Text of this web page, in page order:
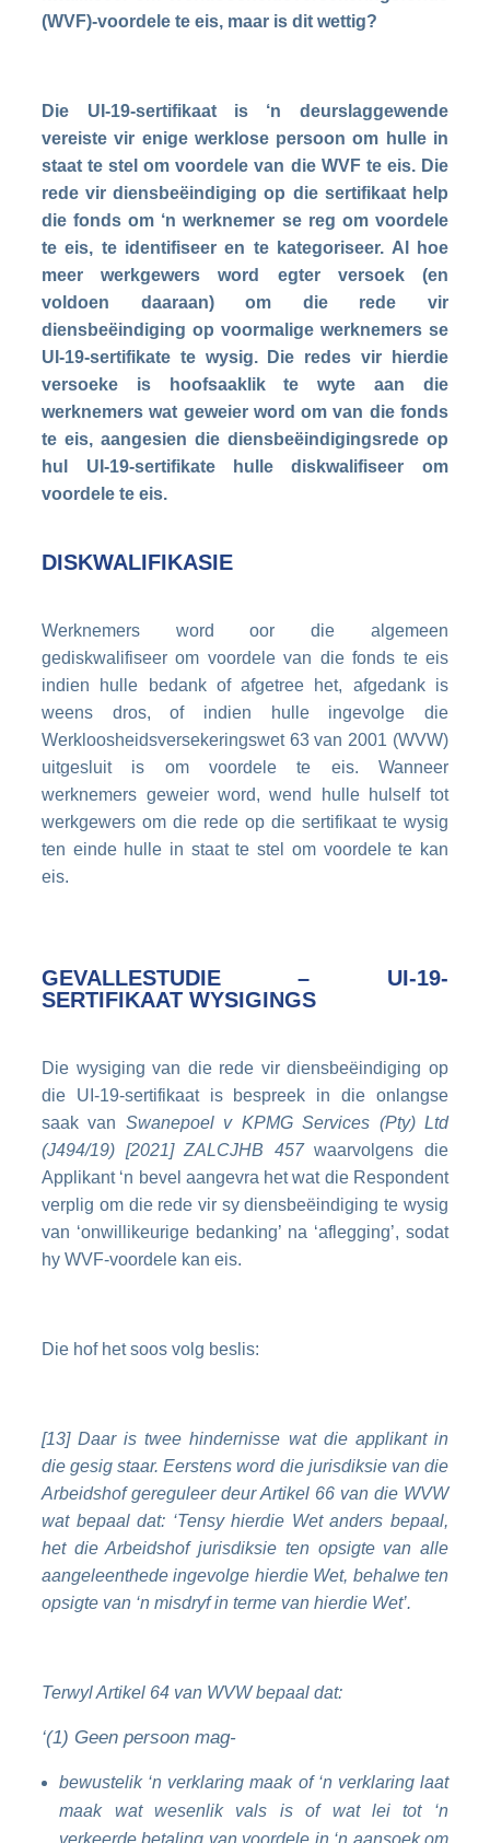
(WVF)-voordele te eis, maar is dit wettig?
Die UI-19-sertifikaat is ‘n deurslaggewende
vereiste vir enige werklose persoon om hulle in
staat te stel om voordele van die WVF te eis. Die
rede vir diensbeëindiging op die sertifikaat help
die fonds om ‘n werknemer se reg om voordele
te eis, te identifiseer en te kategoriseer. Al hoe
meer werkgewers word egter versoek (en
voldoen daaraan) om die rede vir
diensbeëindiging op voormalige werknemers se
UI-19-sertifikate te wysig. Die redes vir hierdie
versoeke is hoofsaaklik te wyte aan die
werknemers wat geweier word om van die fonds
te eis, aangesien die diensbeëindigingsrede op
hul UI-19-sertifikate hulle diskwalifiseer om
voordele te eis.
DISKWALIFIKASIE
Werknemers word oor die algemeen
gediskwalifiseer om voordele van die fonds te eis
indien hulle bedank of afgetree het, afgedank is
weens dros, of indien hulle ingevolge die
Werkloosheidsversekeringswet 63 van 2001 (WVW)
uitgesluit is om voordele te eis. Wanneer
werknemers geweier word, wend hulle hulself tot
werkgewers om die rede op die sertifikaat te wysig
ten einde hulle in staat te stel om voordele te kan
eis.
GEVALLESTUDIE – UI-19-
SERTIFIKAAT WYSIGINGS
Die wysiging van die rede vir diensbeëindiging op
die UI-19-sertifikaat is bespreek in die onlangse
saak van Swanepoel v KPMG Services (Pty) Ltd
(J494/19) [2021] ZALCJHB 457waarvolgens die
Applikant ‘n bevel aangevra het wat die Respondent
verplig om die rede vir sy diensbeëindiging te wysig
van ‘onwillikeurige bedanking’ na ‘aflegging’, sodat
hy WVF-voordele kan eis.
Die hof het soos volg beslis:
[13] Daar is twee hindernisse wat die applikant in
die gesig staar. Eerstens word die jurisdiksie van die
Arbeidshof gereguleer deur Artikel 66 van die WVW
wat bepaal dat: ‘Tensy hierdie Wet anders bepaal,
het die Arbeidshof jurisdiksie ten opsigte van alle
aangeleenthede ingevolge hierdie Wet, behalwe ten
opsigte van ‘n misdryf in terme van hierdie Wet’.
Terwyl Artikel 64 van WVW bepaal dat:
‘(1) Geen persoon mag-
bewustelik ‘n verklaring maak of ‘n verklaring laat
maak wat wesenlik vals is of wat lei tot ‘n
verkeerde betaling van voordele in ‘n aansoek om